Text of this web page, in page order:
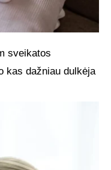
sveikatos
kas dažniau dulkėja